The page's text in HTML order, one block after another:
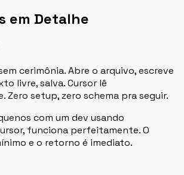
em Detalhe
cerimônia. Abre o arquivo, escreve
livre, salva. Cursor lê
Zero setup, zero schema pra seguir.
com um dev usando
funciona perfeitamente. O
e o retorno é imediato.